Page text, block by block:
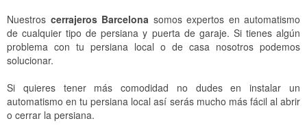
Nuestros cerrajeros Barcelona somos expertos en automatismo
de cualquier tipo de persiana y puerta de garaje. Si tienes algún
problema con tu persiana local o de casa nosotros podemos
solucionar.
Si quieres tener más comodidad no dudes en instalar un
automatismo en tu persiana local así serás mucho más fácil al abrir
o cerrar la persiana.